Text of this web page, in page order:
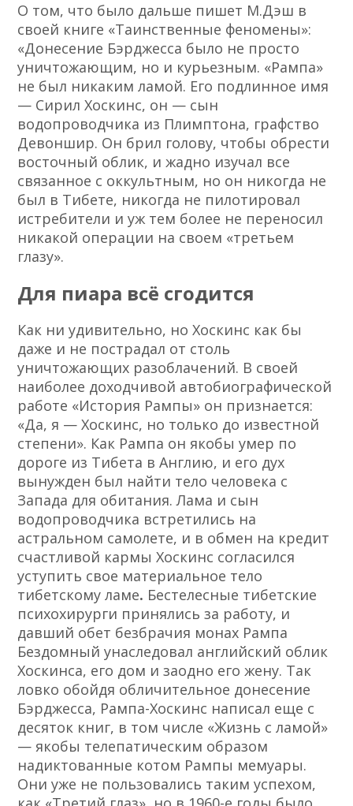
О том, что было дальше пишет М.Дэш в
своей книге «Таинственные феномены»:
«Донесение Бэрджесса было не просто
уничтожающим, но и курьезным. «Рампа»
не был никаким ламой. Его подлинное имя
— Сирил Хоскинс, он — сын
водопроводчика из Плимптона, графство
Девоншир. Он брил голову, чтобы обрести
восточный облик, и жадно изучал все
связанное с оккультным, но он никогда не
был в Тибете, никогда не пилотировал
истребители и уж тем более не переносил
никакой операции на своем «третьем
глазу».
Для пиара всё сгодится
Как ни удивительно, но Хоскинс как бы
даже и не пострадал от столь
уничтожающих разоблачений. В своей
наиболее доходчивой автобиографической
работе «История Рампы» он признается:
«Да, я — Хоскинс, но только до известной
степени». Как Рампа он якобы умер по
дороге из Тибета в Англию, и его дух
вынужден был найти тело человека с
Запада для обитания. Лама и сын
водопроводчика встретились на
астральном самолете, и в обмен на кредит
счастливой кармы Хоскинс согласился
уступить свое материальное тело
тибетскому ламе. Бестелесные тибетские
психохирурги принялись за работу, и
давший обет безбрачия монах Рампа
Бездомный унаследовал английский облик
Хоскинса, его дом и заодно его жену. Так
ловко обойдя обличительное донесение
Бэрджесса, Рампа-Хоскинс написал еще с
десяток книг, в том числе «Жизнь с ламой»
— якобы телепатическим образом
надиктованные котом Рампы мемуары.
Они уже не пользовались таким успехом,